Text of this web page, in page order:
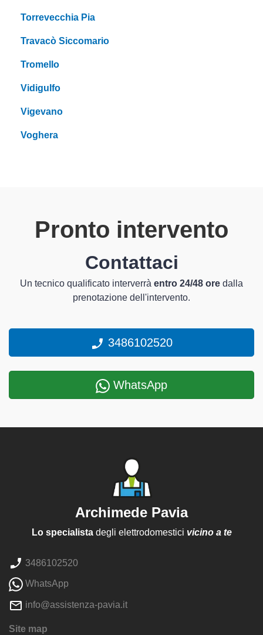
Torrevecchia Pia
Travacò Siccomario
Tromello
Vidigulfo
Vigevano
Voghera
Pronto intervento
Contattaci
Un tecnico qualificato interverrà entro 24/48 ore dalla
prenotazione dell'intervento.
3486102520
WhatsApp
Archimede Pavia
Lo specialistadegli elettrodomestici vicino a te
3486102520
WhatsApp
info@assistenza-pavia.it
Site map